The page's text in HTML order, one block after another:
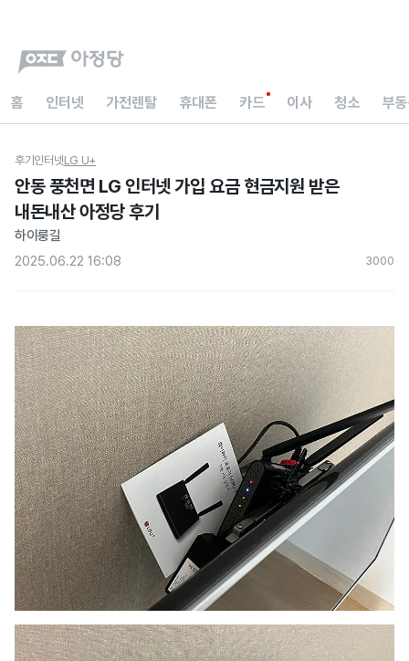
홈 인터넷 가전렌탈 휴대폰 카드 이사 청소 부
후기 인터넷LG U+
안동 풍천면 LG 인터넷 가입 요금 현금지원 받은
내돈내산 아정당 후기
하이룽길
2025.06.22 16:08
3000